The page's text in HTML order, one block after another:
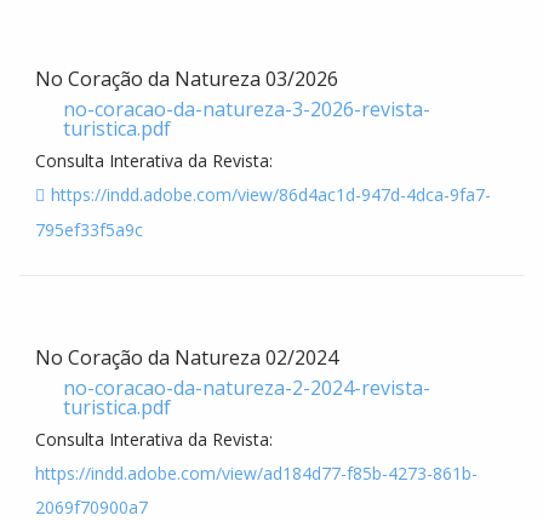
No Coração da Natureza 03/2026
no-coracao-da-natureza-3-2026-revista-
turistica.pdf
Consulta Interativa da Revista:
https://indd.adobe.com/view/86d4ac1d-947d-4dca-9fa7-
795ef33f5a9c
No Coração da Natureza 02/2024
no-coracao-da-natureza-2-2024-revista-
turistica.pdf
Consulta Interativa da Revista:
https://indd.adobe.com/view/ad184d77-f85b-4273-861b-
2069f70900a7